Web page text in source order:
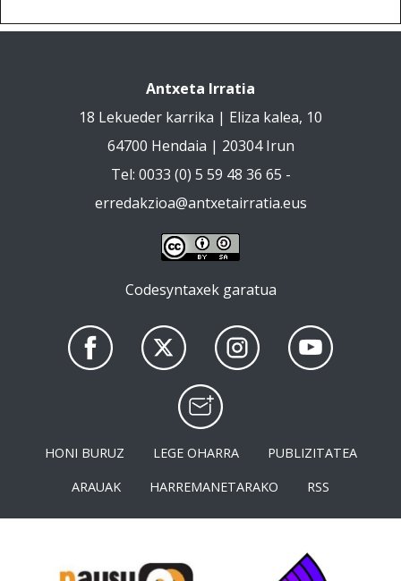
Antxeta Irratia
18 Lekueder karrika | Eliza kalea, 10
64700 Hendaia | 20304 Irun
Tel: 0033 (0) 5 59 48 36 65 -
erredakzioa@antxetairratia.eus
Codesyntaxek garatua
HONI BURUZ LEGE OHARRA
PUBLIZITATEA
ARAUAK
HARREMANETARAKO RSS